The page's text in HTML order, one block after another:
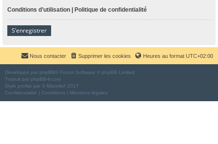
Conditions d’utilisation | Politique de confidentialité
S’enregistrer
Heures au format UTC+02:00
Supprimer les cookies
Nous contacter
Développé par phpBB® Forum Software © phpBB Limited
Traduit par phpBB-fr.com
Style proflat par © Mazeltof 2017
Confidentialité | Conditions | Mentions légales